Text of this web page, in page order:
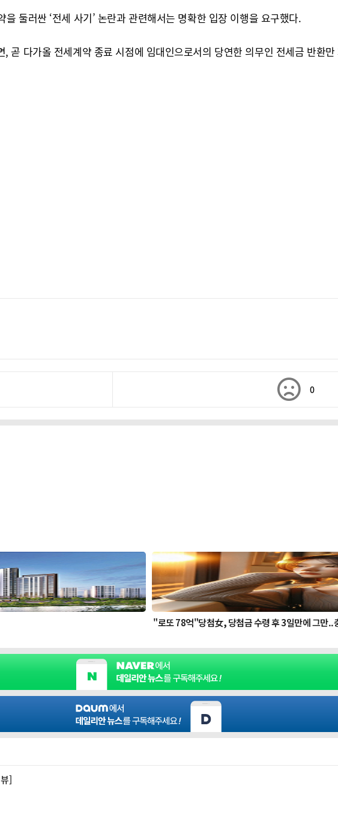
둘러싼 ‘전세 사기’ 논란과 관련해서는 명확한 입장 이행을 요구했다.
곧 다가올 전세계약 종료 시점에 임대인으로서의 당연한 의무인 전세금 반환
0
]